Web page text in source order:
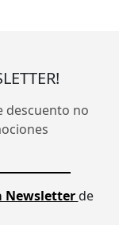
descuento no
Newsletterde